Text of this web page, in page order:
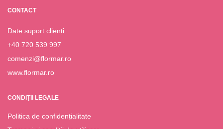
CONTACT
Date suport clienți
+40 720 539 997
comenzi@flormar.ro
www.flormar.ro
CONDIȚII LEGALE
Politica de confidențialitate